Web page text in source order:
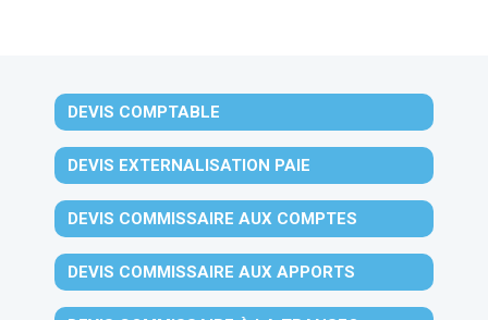
DEVIS COMPTABLE
DEVIS EXTERNALISATION PAIE
DEVIS COMMISSAIRE AUX COMPTES
DEVIS COMMISSAIRE AUX APPORTS